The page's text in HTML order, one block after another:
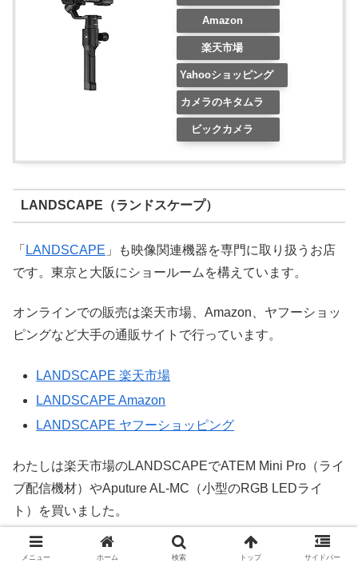
Amazon
楽天市場
Yahooショッピング
カメラのキタムラ
ビックカメラ
LANDSCAPE（ランドスケープ）
「 LANDSCAPE 」も映像関連機器を専門に取り扱うお店
です。東京と大阪にショールームを構えています。
オンラインでの販売は楽天市場、Amazon、ヤフーショッ
ピングなど大手の通販サイトで行っています。
LANDSCAPE 楽天市場
LANDSCAPE Amazon
LANDSCAPE ヤフーショッピング
わたしは楽天市場のLANDSCAPEでATEM Mini Pro（ライ
ブ配信機材）やAputure AL-MC（小型のRGB LEDライ
ト）を買いました。
メニュー ホーム 検索 トップ サイドバー